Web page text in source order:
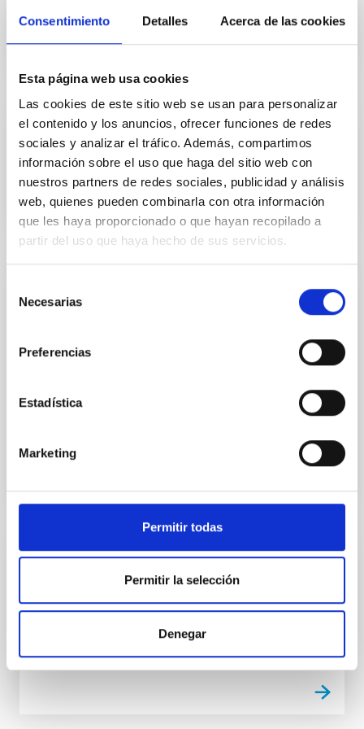
Consentimiento Detalles Acerca de las cookies
Esta página web usa cookies
Las cookies de este sitio web se usan para personalizar
el contenido y los anuncios, ofrecer funciones de redes
sociales y analizar el tráfico. Además, compartimos
información sobre el uso que haga del sitio web con
nuestros partners de redes sociales, publicidad y análisis
web, quienes pueden combinarla con otra información
que les haya proporcionado o que hayan recopilado a
partir del uso que haya hecho de sus servicios.
Necesarias
Preferencias
Estadística
Marketing
Permitir todas
Permitir la selección
Denegar
INSTALACIÓN
ESPRESSO
FRIDA: InFRared Imager and Disector for
Instalación prevista en 2025. Operacional a finales de
Resolución espectral de 1500 a 30000. Prestaciones
INSTALACIÓN